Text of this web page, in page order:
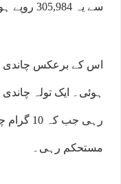
سے یہ 305,984 روپے ہو گئی۔
اس کے برعکس چاندی
مستحکم رہی۔